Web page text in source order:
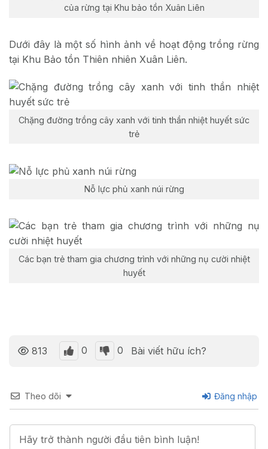
của rừng tại Khu bảo tồn Xuân Liên
Dưới đây là một số hình ảnh về hoạt động trồng rừng
tại Khu Bảo tồn Thiên nhiên Xuân Liên.
Chặng đường trồng cây xanh với tinh thần nhiệt huyết sức
trẻ
Nỗ lực phủ xanh núi rừng
Các bạn trẻ tham gia chương trình với những nụ cười nhiệt
huyết
813 0 0 Bài viết hữu ích?
Theo dõi Đăng nhập